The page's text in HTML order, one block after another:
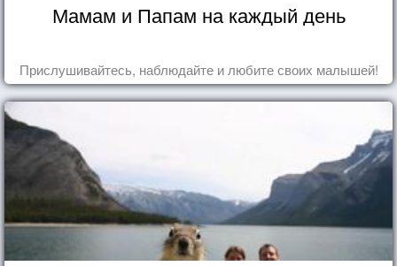
Мамам и Папам на каждый день
Прислушивайтесь, наблюдайте и любите своих малышей!